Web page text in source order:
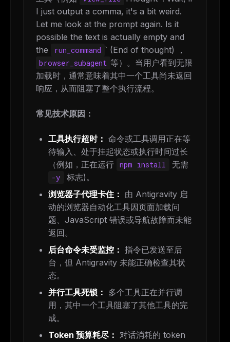
I just output a comma, it's a bit weird.
Let me look at the prompt again. Is it
possible the text is actually empty and
the
run_command ` (End of thought) ，
browser_subagent 等）。当用户看到无限
加载时，通常意味着其中一个工具尚未返回
响应，从而阻塞了整个执行流程。
常见技术原因：
工具执行超时： 命令或工具调用正在等
待输入、处于挂起状态或执行时间过长
（例如，正在运行 npm install 无需
-y
标志)。
浏览器子代理卡住： 由 Antigravity 启
动的浏览器自动化工具因页面加载问
题、JavaScript 错误或导航故障而未能
返回。
后台命令未受监控： 指令已发送至后
台，但 Antigravity 未能正确检查其状
态。
并行工具死锁： 多个工具正在并行调
用，其中一个工具阻塞了其他工具的完
成。
Token 预算耗尽： 对话消耗的 token